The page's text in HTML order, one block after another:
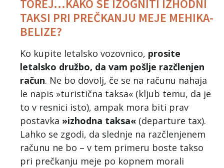
TOREJ…KAKO SE IZOGNITI IZHODNI
TAKSI PRI PREČKANJU MEJE MEHIKA-
BELIZE?
Ko kupite letalsko vozovnico, prosite
letalsko družbo, da vam pošlje razčlenjen
račun. Ne bo dovolj, če se na računu nahaja
le napis »turistična taksa« (kljub temu, da je
to v resnici isto), ampak mora biti prav
postavka »izhodna taksa« (departure tax).
Lahko se zgodi, da slednje na razčlenjenem
računu ne bo – v tem primeru boste takso
pri prečkanju meje po kopnem morali